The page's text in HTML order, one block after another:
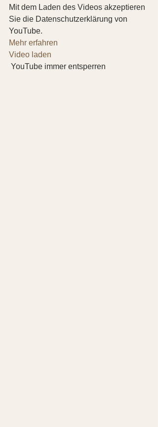
Mit dem Laden des Videos akzeptieren
Sie die Datenschutzerklärung von
YouTube.
Mehr erfahren
Video laden
YouTube immer entsperren